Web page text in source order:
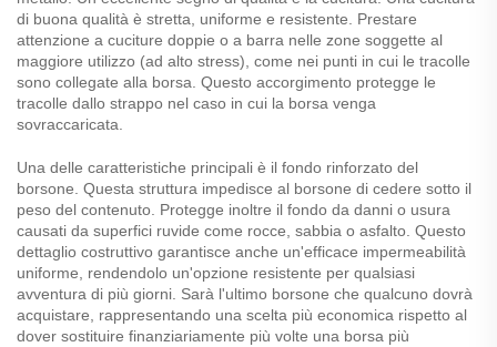
di buona qualità è stretta, uniforme e resistente. Prestare
attenzione a cuciture doppie o a barra nelle zone soggette al
maggiore utilizzo (ad alto stress), come nei punti in cui le tracolle
sono collegate alla borsa. Questo accorgimento protegge le
tracolle dallo strappo nel caso in cui la borsa venga
sovraccaricata.
Una delle caratteristiche principali è il fondo rinforzato del
borsone. Questa struttura impedisce al borsone di cedere sotto il
peso del contenuto. Protegge inoltre il fondo da danni o usura
causati da superfici ruvide come rocce, sabbia o asfalto. Questo
dettaglio costruttivo garantisce anche un'efficace impermeabilità
uniforme, rendendolo un'opzione resistente per qualsiasi
avventura di più giorni. Sarà l'ultimo borsone che qualcuno dovrà
acquistare, rappresentando una scelta più economica rispetto al
dover sostituire finanziariamente più volte una borsa più